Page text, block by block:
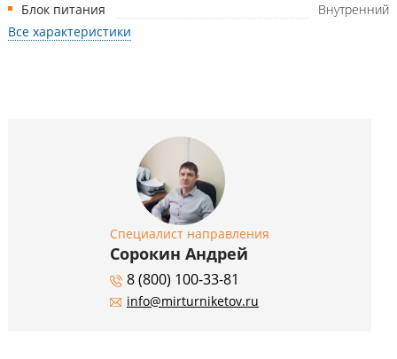
Блок питания
Внутренний
Все характеристики
Специалист направления
Сорокин Андрей
8 (800) 100-33-81
info@mirturniketov.ru